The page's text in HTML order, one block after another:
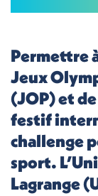
Permettre
Jeux
(JOP) et
festif
challenge
sport.
Lagrange